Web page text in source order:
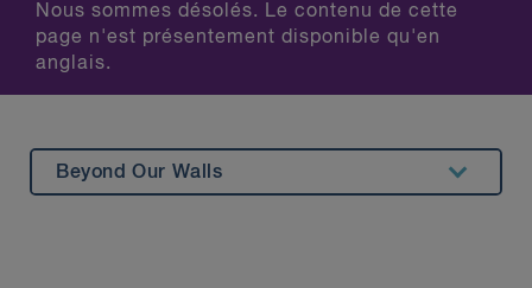
Nous sommes désolés. Le contenu de cette
page n'est présentement disponible qu'en
anglais.
Beyond Our Walls